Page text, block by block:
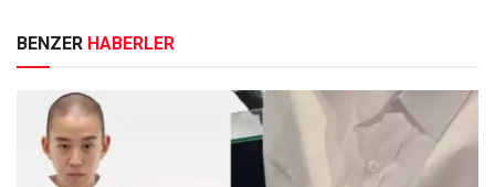
BENZER HABERLER